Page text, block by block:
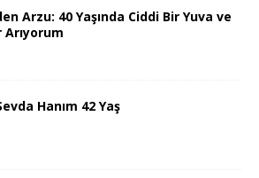
Arzu: 40 Yaşında Ciddi Bir Yuva ve
Arıyorum
Hanım 42 Yaş